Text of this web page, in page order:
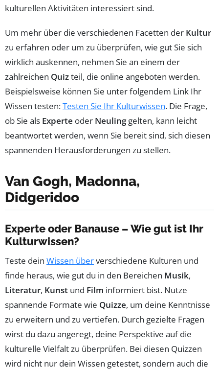
kulturellen Aktivitäten interessiert sind.
Um mehr über die verschiedenen Facetten der Kultur
zu erfahren oder um zu überprüfen, wie gut Sie sich
wirklich auskennen, nehmen Sie an einem der
zahlreichen Quizteil, die online angeboten werden.
Beispielsweise können Sie unter folgendem Link Ihr
Wissen testen:Testen Sie Ihr Kulturwissen. Die Frage,
ob Sie als Experte oder Neulinggelten, kann leicht
beantwortet werden, wenn Sie bereit sind, sich diesen
spannenden Herausforderungen zu stellen.
Van Gogh, Madonna,
Didgeridoo
Experte oder Banause – Wie gut ist Ihr
Kulturwissen?
Teste dein Wissen überverschiedene Kulturen und
finde heraus, wie gut du in den Bereichen Musik,
Literatur, Kunst und Film informiert bist. Nutze
spannende Formate wie Quizze, um deine Kenntnisse
zu erweitern und zu vertiefen. Durch gezielte Fragen
wirst du dazu angeregt, deine Perspektive auf die
kulturelle Vielfalt zu überprüfen. Bei diesen Quizzen
wird nicht nur dein Wissen getestet, sondern auch die